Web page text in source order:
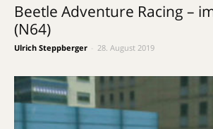
Beetle Adventure Racing –
(N64)
Ulrich Steppberger 28. August 2019